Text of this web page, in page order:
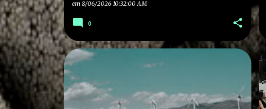
em 8/06/2026 10:32:00 AM
0